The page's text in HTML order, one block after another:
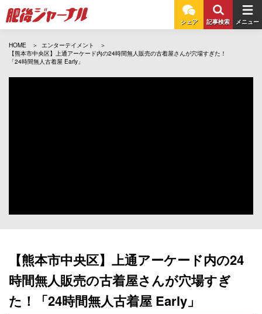
シェア 記事検索 メニュー
HOME
エンターテイメント
【熊本市中央区】上通アーケード内の24時間無人販売の古着屋さんが穴場すぎた！
「24時間無人古着屋 Early」
【熊本市中央区】上通アーケード内の24
時間無人販売の古着屋さんが穴場すぎ
た！「24時間無人古着屋 Early」